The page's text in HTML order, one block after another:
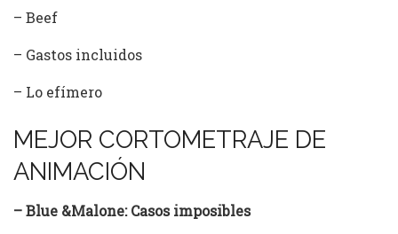
– Beef
– Gastos incluidos
– Lo efímero
MEJOR CORTOMETRAJE DE
ANIMACIÓN
– Blue &Malone: Casos imposibles